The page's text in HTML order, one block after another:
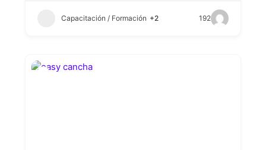
Capacitación / Formación +2 192